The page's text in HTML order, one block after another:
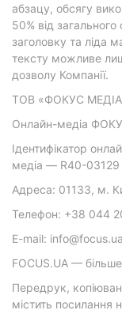
абзацу, обсягу
50% від загального
заголовку та ліда
тексту можливе
дозволу Компанії.
ТОВ «ФОКУС
Онлайн-медіа
Ідентифікатор
медіа — R40-03129
Адреса: 01133, м.
Телефон: +38 044
E-mail: info@focus.ua
FOCUS.UA —
Передрук,
містить посилання